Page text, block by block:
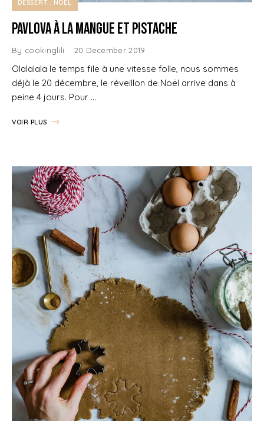
DESSERT NOËL
Pavlova à la Mangue et Pistache
By cookinglili 20 December 2019
Olalalala le temps file à une vitesse folle, nous sommes
déjà le 20 décembre, le réveillon de Noël arrive dans à
peine 4 jours. Pour …
VOIR PLUS